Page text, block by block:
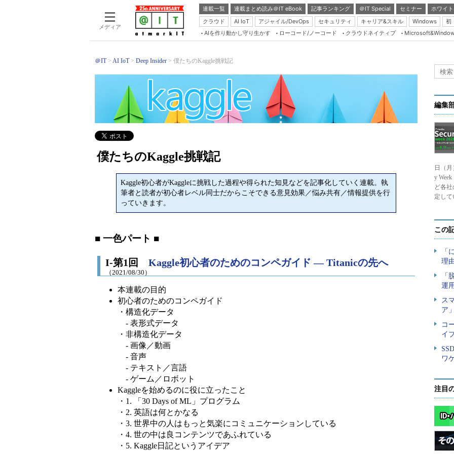
メディア
連載一覧 連載まとめ読み＠IT eBook 記事ランキング ＠IT Special セミナー
ホワイ
クラウド
AI IoT アジャイル/DevOps セキュリティ キャリア&スキル Windows
初
Server & Storage
Master of IP Network
Security & Trust
AIを作り動かし守り生かす ローコード/ノーコード クラウドネイティブ
＠IT AI IoT Deep Insider 僕たちのKaggle挑戦記
僕たちのKaggle挑戦記
Kaggle初心者がKaggleに挑戦した過程や得られた知見などを記事化していく連載。執
筆者と読者が初心者レベル同士だからこそできる意見効果／悩み共有／情報提供を行
っていきます。
■ 一色パート ■
I-第1回 Kaggle初心者のためのコンペガイド ― Titanicの先へ
（2021/08/30）
本連載の目的
初心者のためのコンペガイド
・構造化データ
- 表形式データ
・非構造化データ
- 画像／動画
- 音声
- テキスト／言語
- ゲーム／ロボット
Kaggleを始めるのに役に立ったこと
・1. 「30 Days of ML」プログラム
・2. 英語は何とかなる
・3. 世界中の人はもっと気楽にコミュニケーションしている
・4. 世の中は良コンテンツであふれている
・5. Kaggle日記というアイデア
編集
日（
y
ど各
定し
注目